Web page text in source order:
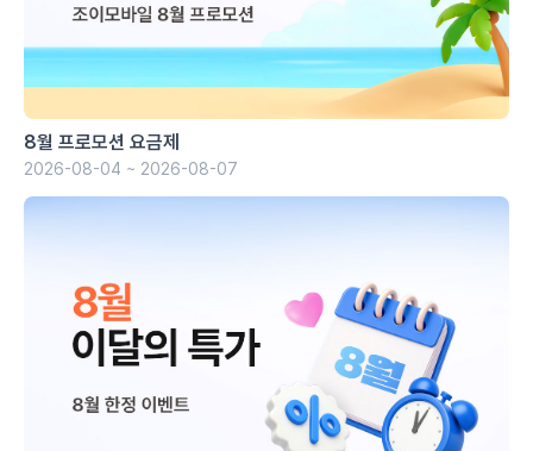
8월 프로모션 요금제
2026-08-04 ~ 2026-08-07